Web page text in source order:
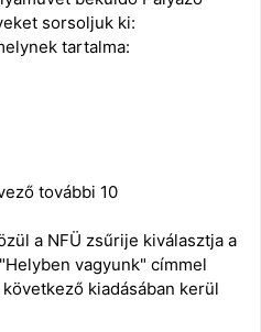
sorsoljuk ki:
tartalma:
további 10
a NFÜ zsűrije kiválasztja a
vagyunk" címmel
kiadásában kerül